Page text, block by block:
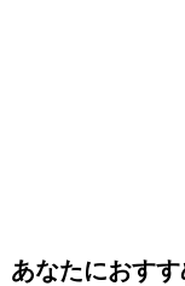
あなたにおすす